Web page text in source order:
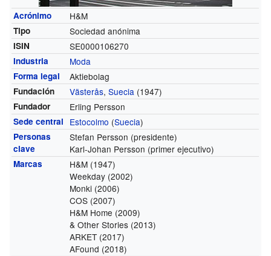
Acrónimo H&M
Tipo Sociedad anónima
ISIN SE0000106270
Industria Moda
Forma legal Aktiebolag
Fundación Västerås,Suecia (1947)
Fundador Erling Persson
Sede central Estocolmo (Suecia)
Personas
clave
Stefan Persson (presidente)
Karl-Johan Persson (primer ejecutivo)
Marcas
H&M (1947)
Weekday (2002)
Monki (2006)
COS (2007)
H&M Home (2009)
& Other Stories (2013)
ARKET (2017)
AFound (2018)